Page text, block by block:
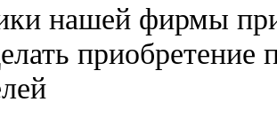
нашей фирмы
приобретение